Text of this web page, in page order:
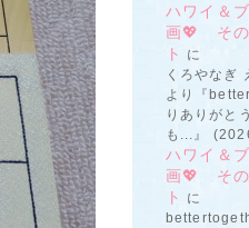
ハワイ＆
画💖 その
ト
に
くろやなぎ
より『
りありがと
も...』
ハワイ＆
画💖 その
ト
に